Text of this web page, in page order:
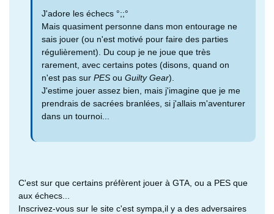
J'adore les échecs °;;°
Mais quasiment personne dans mon entourage ne
sais jouer (ou n'est motivé pour faire des parties
régulièrement). Du coup je ne joue que très
rarement, avec certains potes (disons, quand on
n'est pas sur PES ou Guilty Gear).
J'estime jouer assez bien, mais j'imagine que je me
prendrais de sacrées branlées, si j'allais m'aventurer
dans un tournoi...
C'est sur que certains préfèrent jouer à GTA, ou a PES que
aux échecs...
Inscrivez-vous sur le site c'est sympa,il y a des adversaires